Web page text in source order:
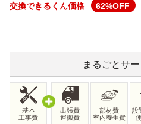
交換できるくん価格
62%OFF
まるごとサ
基本
工事費
出張費
運搬費
部材費
室内養生費
設